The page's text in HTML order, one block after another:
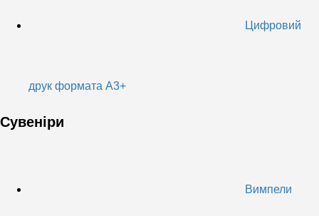
Цифровий
друк формата А3+
Сувеніри
Вимпели